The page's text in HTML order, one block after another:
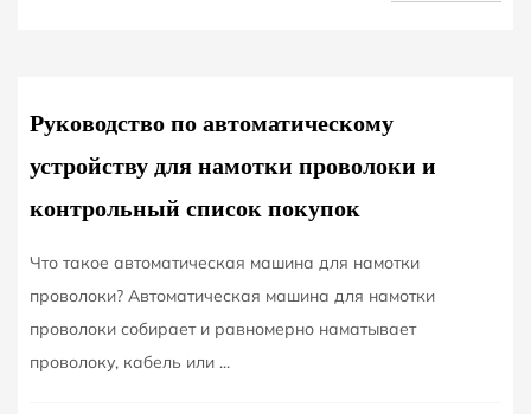
07
Руководство по автоматическому
устройству для намотки проволоки и
контрольный список покупок
Что такое автоматическая машина для намотки
проволоки? Автоматическая машина для намотки
проволоки собирает и равномерно наматывает
проволоку, кабель или ...